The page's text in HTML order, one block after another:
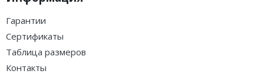
Гарантии
Сертификаты
Таблица размеров
Контакты